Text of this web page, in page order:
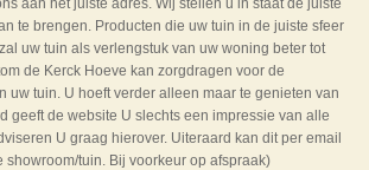
aan het juiste adres. Wij stellen u in staat de juiste
te brengen. Producten die uw tuin in de juiste sfeer
uw tuin als verlengstuk van uw woning beter tot
de Kerck Hoeve kan zorgdragen voor de
uw tuin. U hoeft verder alleen maar te genieten van
geeft de website U slechts een impressie van alle
U graag hierover. Uiteraard kan dit per email
showroom/tuin. Bij voorkeur op afspraak)